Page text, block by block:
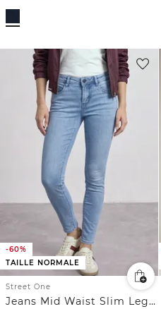
-60%
TAILLE NORMALE
Street One
Jeans Mid Waist Slim Leg à la coupe Slim Fit